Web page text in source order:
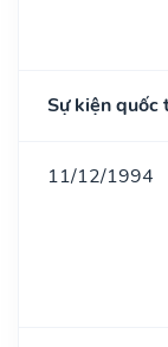
Sự kiện quốc
11/12/1994